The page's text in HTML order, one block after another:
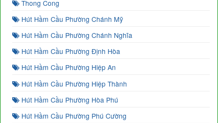
Thong Cong
Hút Hầm Cầu Phường Chánh Mỹ
Hút Hầm Cầu Phường Chánh Nghĩa
Hút Hầm Cầu Phường Định Hòa
Hút Hầm Cầu Phường Hiệp An
Hút Hầm Cầu Phường Hiệp Thành
Hút Hầm Cầu Phường Hòa Phú
Hút Hầm Cầu Phường Phú Cường